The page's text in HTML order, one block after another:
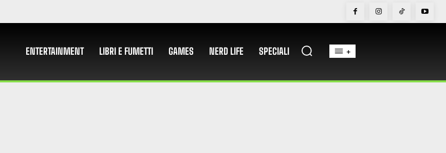
ENTERTAINMENT LIBRI E FUMETTI GAMES NERD LIFE SPECIALI +